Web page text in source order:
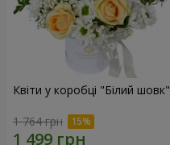
Квіти у коробці "Білий шовк"
1 764 грн